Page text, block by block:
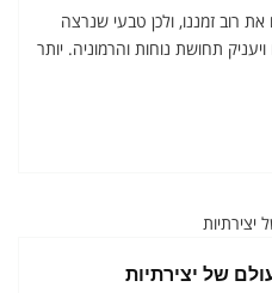
רוב זמננו, ולכן טבעי שנרצה
תחושת נוחות והרמוניה. יותר
של יצירתיות